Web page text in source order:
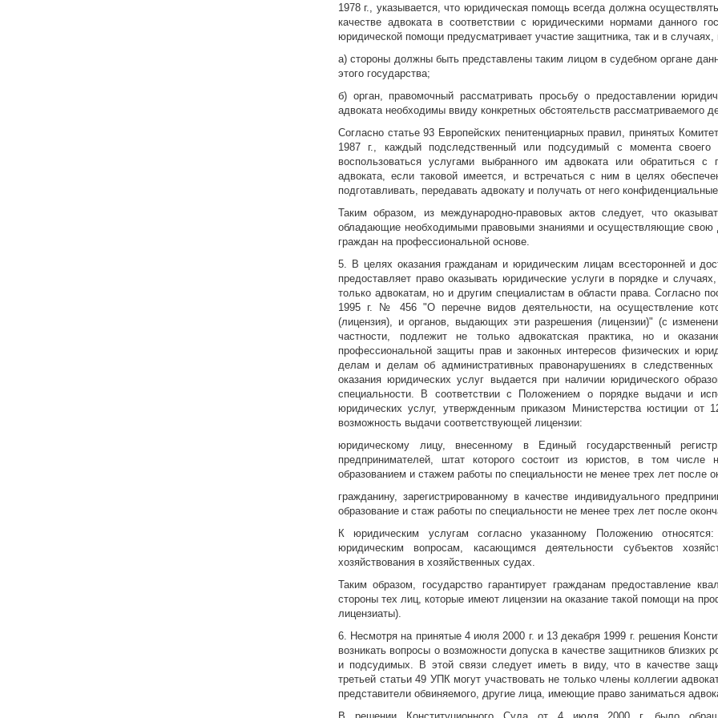
1978 г., указывается, что юридическая помощь всегда должна
качестве адвоката в соответствии с юридическими нормами данного
юридической помощи предусматривает участие защитника, так и в случаях,
а) стороны должны быть представлены таким лицом в судебном органе
этого государства;
б) орган, правомочный рассматривать просьбу о предоставлении
адвоката необходимы ввиду конкретных обстоятельств рассматриваемого
Согласно статье 93 Европейских пенитенциарных правил, принятых
1987 г., каждый подследственный или подсудимый с момента своего
воспользоваться услугами выбранного им адвоката или обратиться с
адвоката, если таковой имеется, и встречаться с ним в целях
подготавливать, передавать адвокату и получать от него
Таким образом, из международно-правовых актов следует, что
обладающие необходимыми правовыми знаниями и осуществляющие свою
граждан на профессиональной основе.
5. В целях оказания гражданам и юридическим лицам всесторонней и
предоставляет право оказывать юридические услуги в порядке и
только адвокатам, но и другим специалистам в области права. Согласно
1995 г. № 456 "О перечне видов деятельности, на осуществление
(лицензия), и органов, выдающих эти разрешения (лицензии)" (с
частности, подлежит не только адвокатская практика, но и
профессиональной защиты прав и законных интересов физических и
делам и делам об административных правонарушениях в
оказания юридических услуг выдается при наличии юридического
специальности. В соответствии с Положением о порядке выдачи и
юридических услуг, утвержденным приказом Министерства юстиции
возможность выдачи соответствующей лицензии:
юридическому лицу, внесенному в Единый государственный
предпринимателей, штат которого состоит из юристов, в том
образованием и стажем работы по специальности не менее трех лет после
гражданину, зарегистрированному в качестве индивидуального
образование и стаж работы по специальности не менее трех лет после
К юридическим услугам согласно указанному Положению
юридическим вопросам, касающимся деятельности субъектов
хозяйствования в хозяйственных судах.
Таким образом, государство гарантирует гражданам предоставление
стороны тех лиц, которые имеют лицензии на оказание такой помощи на
лицензиаты).
6. Несмотря на принятые 4 июля 2000 г. и 13 декабря 1999 г. решения
возникать вопросы о возможности допуска в качестве защитников близких
и подсудимых. В этой связи следует иметь в виду, что в качестве
третьей статьи 49 УПК могут участвовать не только члены коллегии
представители обвиняемого, другие лица, имеющие право заниматься